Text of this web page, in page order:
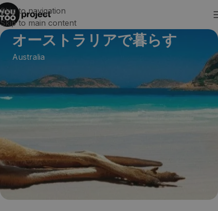
Skip to navigation
Skip to main content
オーストラリアで暮らす
Australia